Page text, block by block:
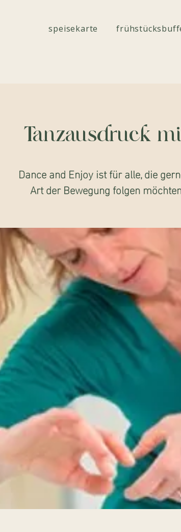
speisekarte
Tanzausdruck
Dance and Enjoy ist für alle, die
Art der Bewegung folgen